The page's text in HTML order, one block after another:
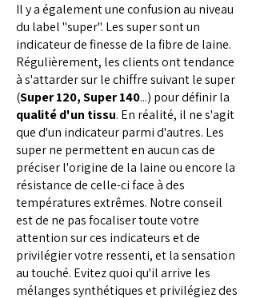
Il y a également une confusion au niveau
du label "super". Les super sont un
indicateur de finesse de la fibre de laine.
Régulièrement, les clients ont tendance
à s'attarder sur le chiffre suivant le super
(Super 120, Super 140...) pour définir la
qualité d'un tissu. En réalité, il ne s'agit
que d'un indicateur parmi d'autres. Les
super ne permettent en aucun cas de
préciser l'origine de la laine ou encore la
résistance de celle-ci face à des
températures extrêmes. Notre conseil
est de ne pas focaliser toute votre
attention sur ces indicateurs et de
privilégier votre ressenti, et la sensation
au touché. Evitez quoi qu'il arrive les
mélanges synthétiques et privilégiez des